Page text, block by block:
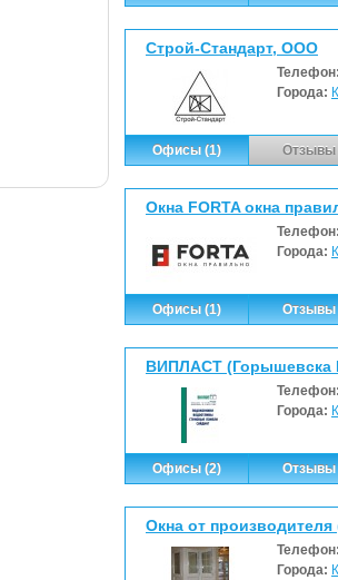
Строй-Стандарт, ООО
Города:
Офисы (1) Отзывы
Окна FORTA окна
Города:
Офисы (1) Отзывы
ВИПЛАСТ (Горышевска
Города:
Офисы (2) Отзывы
Окна от
Города: